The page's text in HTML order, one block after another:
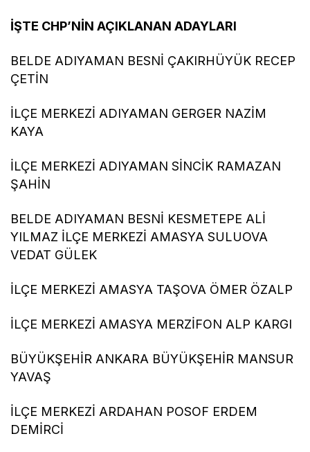
İŞTE CHP’NİN AÇIKLANAN ADAYLARI
BELDE ADIYAMAN BESNİ ÇAKIRHÜYÜK RECEP
ÇETİN
İLÇE MERKEZİ ADIYAMAN GERGER NAZİM
KAYA
İLÇE MERKEZİ ADIYAMAN SİNCİK RAMAZAN
ŞAHİN
BELDE ADIYAMAN BESNİ KESMETEPE ALİ
YILMAZ İLÇE MERKEZİ AMASYA SULUOVA
VEDAT GÜLEK
İLÇE MERKEZİ AMASYA TAŞOVA ÖMER ÖZALP
İLÇE MERKEZİ AMASYA MERZİFON ALP KARGI
BÜYÜKŞEHİR ANKARA BÜYÜKŞEHİR MANSUR
YAVAŞ
İLÇE MERKEZİ ARDAHAN POSOF ERDEM
DEMİRCİ